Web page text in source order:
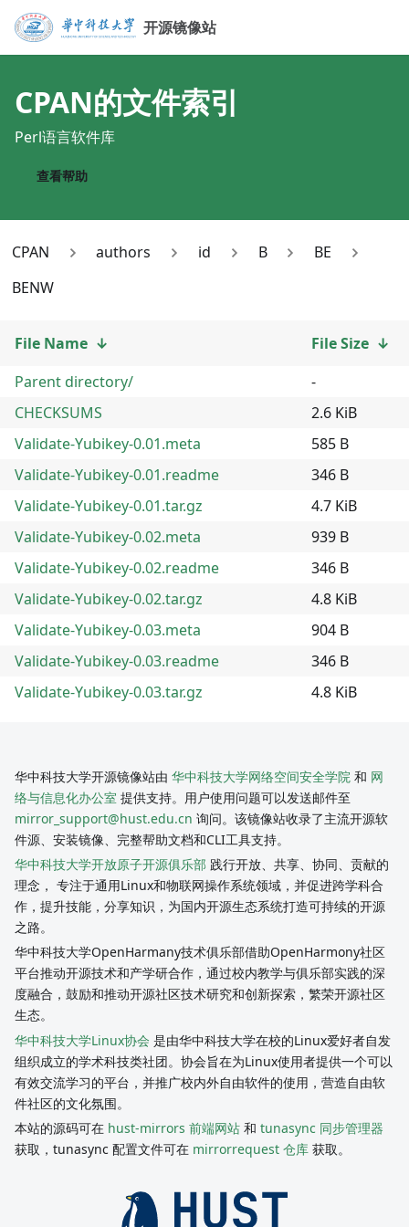
开源镜像站
CPAN的文件索引
Perl语言软件库
查看帮助
CPAN authors id B
BE
BENW
File Name ↓ File Size ↓
Parent directory/
-
CHECKSUMS
2.6 KiB
Validate-Yubikey-0.01.meta
585 B
Validate-Yubikey-0.01.readme
346 B
Validate-Yubikey-0.01.tar.gz
4.7 KiB
Validate-Yubikey-0.02.meta
939 B
Validate-Yubikey-0.02.readme
346 B
Validate-Yubikey-0.02.tar.gz
4.8 KiB
Validate-Yubikey-0.03.meta
904 B
Validate-Yubikey-0.03.readme
346 B
Validate-Yubikey-0.03.tar.gz
4.8 KiB
华中科技大学开源镜像站由 华中科技大学网络空间安全学院 和 网
络与信息化办公室 提供支持。用户使用问题可以发送邮件至
mirror_support@hust.edu.cn 询问。该镜像站收录了主流开源软
件源、安装镜像、完整帮助文档和CLI工具支持。
华中科技大学开放原子开源俱乐部 践行开放、共享、协同、贡献的
理念， 专注于通用Linux和物联网操作系统领域，并促进跨学科合
作，提升技能，分享知识，为国内开源生态系统打造可持续的开源
之路。
华中科技大学OpenHarmany技术俱乐部借助OpenHarmony社区
平台推动开源技术和产学研合作，通过校内教学与俱乐部实践的深
度融合，鼓励和推动开源社区技术研究和创新探索，繁荣开源社区
生态。
华中科技大学Linux协会 是由华中科技大学在校的Linux爱好者自发
组织成立的学术科技类社团。协会旨在为Linux使用者提供一个可以
有效交流学习的平台，并推广校内外自由软件的使用，营造自由软
件社区的文化氛围。
本站的源码可在 hust-mirrors 前端网站 和 tunasync 同步管理器
获取，tunasync 配置文件可在 mirrorrequest 仓库 获取。